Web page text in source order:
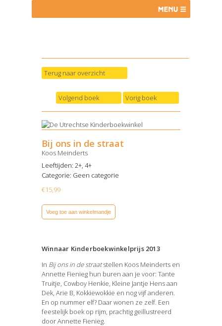
Terug naar overzicht
Volgend boek Vorig boek
Bij ons in de straat
Koos Meinderts
Leeftijden: 2+, 4+
Categorie: Geen categorie
€15,99
Voeg toe aan winkelmandje
Winnaar Kinderboekwinkelprijs 2013
In Bij ons in de straatstellen Koos Meinderts en
Annette Fienieg hun buren aan je voor: Tante
Truitje, Cowboy Henkie, Kleine Jantje Hens aan
Dek, Arie B, Kokkiewokkie en nog vijf anderen.
En op nummer elf? Daar wonen ze zelf. Een
feestelijk boek op rijm, prachtig geïllustreerd
door Annette Fienieg.